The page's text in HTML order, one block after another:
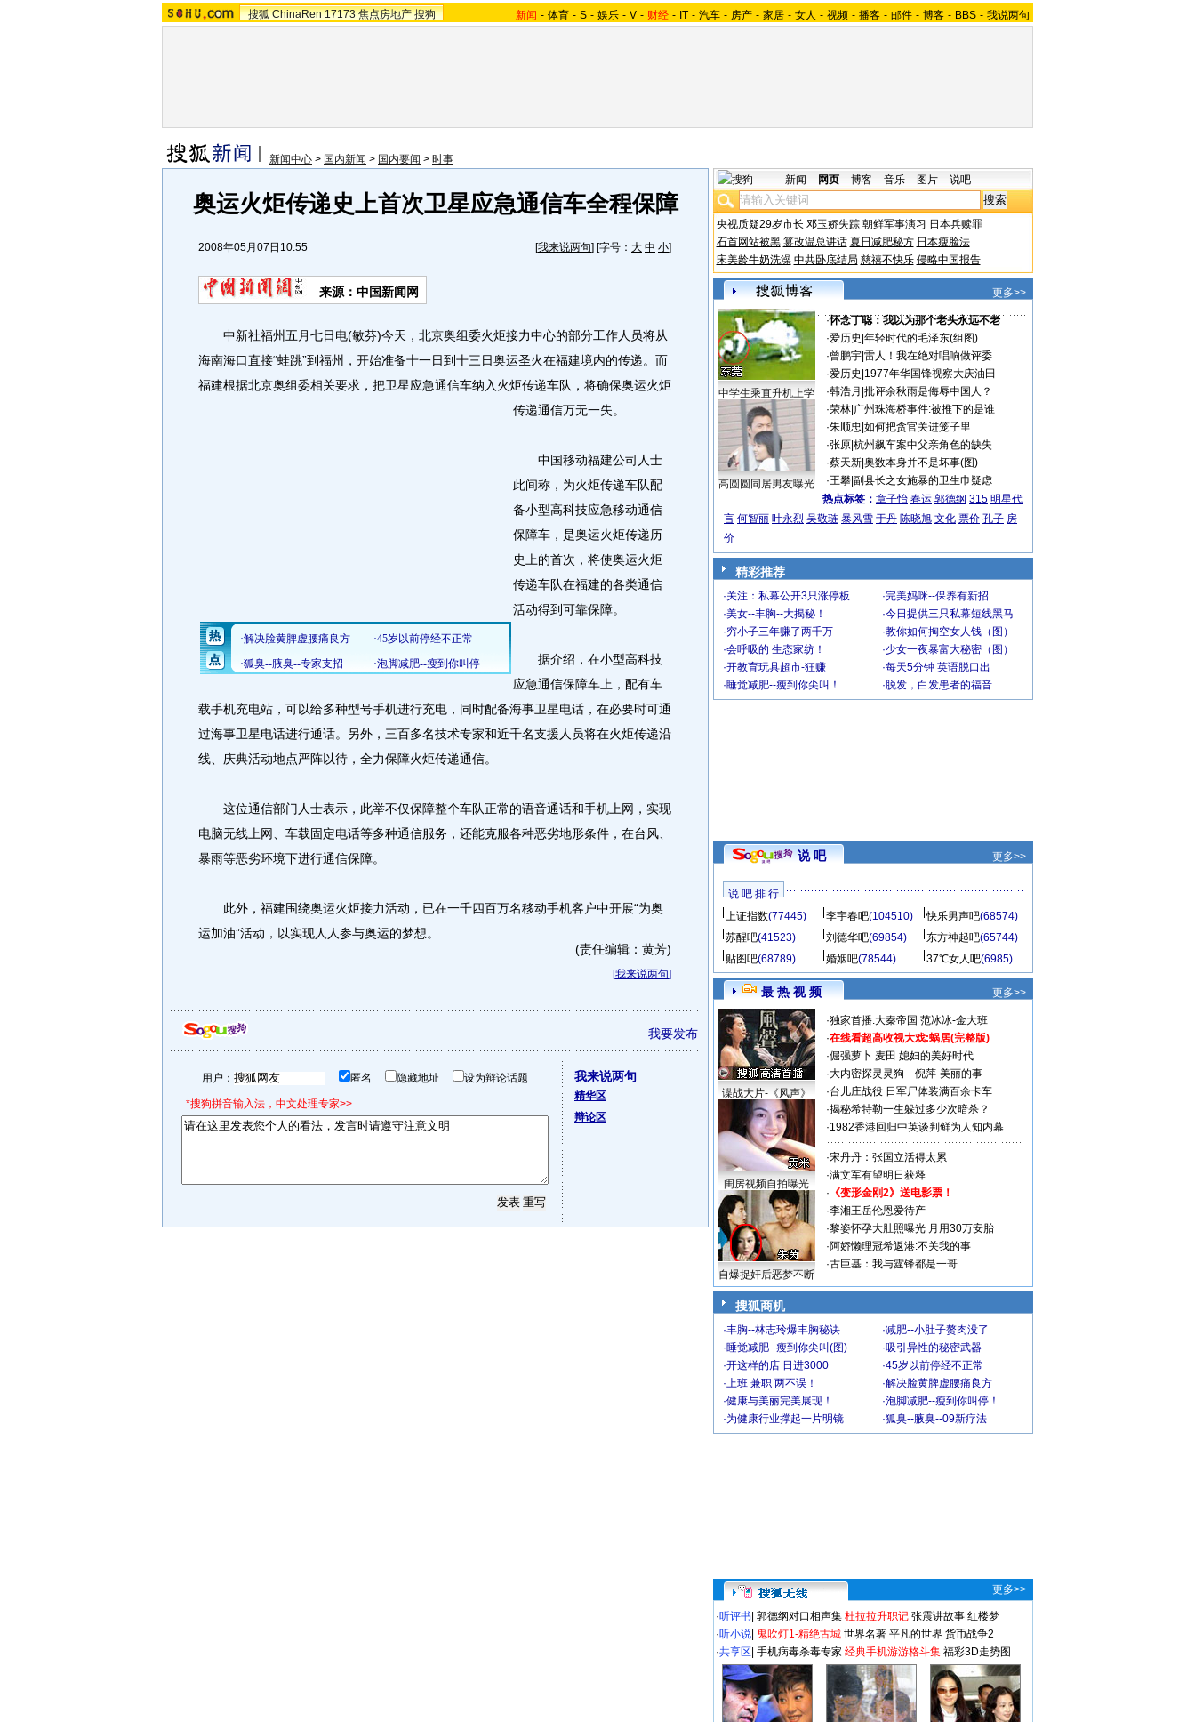
搜狐 ChinaRen 17173 焦点房地产 搜狗 新闻 - 体育 - S - 娱乐 - V - 财经 - IT - 汽车 - 房产 - 家居 - 女人 - 视频 - 播客 - 邮件 - 博客 - BBS - 我说两句
新闻中心 > 国内新闻 > 国内要闻 > 时事
奥运火炬传递史上首次卫星应急通信车全程保障
2008年05月07日10:55 [我来说两句] [字号： 大 中 小]
来源：中国新闻网
中新社福州五月七日电(敏芬)今天，北京奥组委火炬接力中心的部分工作人员将从
海南海口直接“蛙跳”到福州，开始准备十一日到十三日奥运圣火在福建境内的传递。而
福建根据北京奥组委相关要求，把卫星应急通信车纳入火炬传递车队，将确保奥运火炬
传递通信万无一失。
中国移动福建公司人士
此间称，为火炬传递车队配
备小型高科技应急移动通信
保障车，是奥运火炬传递历
史上的首次，将使奥运火炬
传递车队在福建的各类通信
活动得到可靠保障。
据介绍，在小型高科技
应急通信保障车上，配有车
载手机充电站，可以给多种型号手机进行充电，同时配备海事卫星电话，在必要时可通
过海事卫星电话进行通话。另外，三百多名技术专家和近千名支援人员将在火炬传递沿
线、庆典活动地点严阵以待，全力保障火炬传递通信。
这位通信部门人士表示，此举不仅保障整个车队正常的语音通话和手机上网，实现
电脑无线上网、车载固定电话等多种通信服务，还能克服各种恶劣地形条件，在台风、
暴雨等恶劣环境下进行通信保障。
此外，福建围绕奥运火炬接力活动，已在一千四百万名移动手机客户中开展“为奥
运加油”活动，以实现人人参与奥运的梦想。
(责任编辑：黄芳)
[我来说两句]
我要发布
用户： 匿名 隐藏地址 设为辩论话题
*搜狗拼音输入法，中文处理专家>>
我来说两句
精华区
辩论区
新闻 网页 博客 音乐 图片 说吧
央视质疑29岁市长 邓玉娇失踪 朝鲜军事演习 日本兵赎罪
石首网站被黑 篡改温总讲话 夏日减肥秘方 日本瘦脸法
宋美龄牛奶洗澡 中共卧底结局 慈禧不快乐 侵略中国报告
更多>>
中学生乘直升机上学
高圆圆同居男友曝光
·怀念丁聪：我以为那个老头永远不老
·爱历史 年轻时代的毛泽东(组图)
·曾鹏宇| 雷人！我在绝对唱响做评委
·爱历史 1977年华国锋视察大庆油田
·韩浩月 批评余秋雨是侮辱中国人？
·荣林| 广州珠海桥事件:被推下的是谁
·朱顺忠 如何把贪官关进笼子里
·张原| 杭州飙车案中父亲角色的缺失
·蔡天新| 奥数本身并不是坏事(图)
·王攀| 副县长之女施暴的卫生巾疑虑
热点标签： 章子怡 春运 郭德纲 315 明星代
言 何智丽 叶永烈 吴敬琏 暴风雪 于丹 陈晓旭 文化 票价 孔子 房
价
精彩推荐
·关注：私幕公开3只涨停板 ·完美妈咪--保养有新招
·美女--丰胸--大揭秘！ ·今日提供三只私幕短线黑马
·穷小子三年赚了两千万 ·教你如何掏空女人钱（图）
·会呼吸的 生态家纺！ ·少女一夜暴富大秘密（图）
·开教育玩具超市-狂赚 ·每天5分钟 英语脱口出
·睡觉减肥--瘦到你尖叫！ · 脱发，白发患者的福音
说 吧 更多>>
说 吧 排 行
上证指数(77445) 李宇春吧(104510) 快乐男声吧(68574)
苏醒吧(41523) 刘德华吧(69854) 东方神起吧(65744)
贴图吧(68789) 婚姻吧(78544) 37℃女人吧(6985)
最 热 视 频 更多>>
谍战大片-《风声》
闺房视频自拍曝光
自爆捉奸后恶梦不断
·独家首播:大秦帝国 范冰冰-金大班
·在线看超高收视大戏:蜗居(完整版)
·倔强萝卜 麦田 媳妇的美好时代
·大内密探灵灵狗
倪萍-美丽的事
·台儿庄战役 日军尸体装满百余卡车
·揭秘希特勒一生躲过多少次暗杀？
·1982香港回归中英谈判鲜为人知内幕
·宋丹丹：张国立活得太累
·满文军有望明日获释
· 《变形金刚2》送电影票！
·李湘王岳伦恩爱待产
·黎姿怀孕大肚照曝光 月用30万安胎
·阿娇懒理冠希返港:不关我的事
·古巨基：我与霆锋都是一哥
搜狐商机
·丰胸--林志玲爆丰胸秘诀 ·减肥--小肚子赘肉没了
·睡觉减肥--瘦到你尖叫(图) ·吸引异性的秘密武器
·开这样的店 日进3000 ·45岁以前停经不正常
·上班 兼职 两不误！ ·解决脸黄脾虚腰痛良方
·健康与美丽完美展现！ ·泡脚减肥--瘦到你叫停！
·为健康行业撑起一片明镜 ·狐臭--腋臭--09新疗法
更多>>
·听评书 郭德纲对口相声集 杜拉拉升职记 张震讲故事 红楼梦
·听小说 鬼吹灯1-精绝古城 世界名著 平凡的世界 货币战争2
·共享区 手机病毒杀毒专家 经典手机游游格斗集 福彩3D走势图